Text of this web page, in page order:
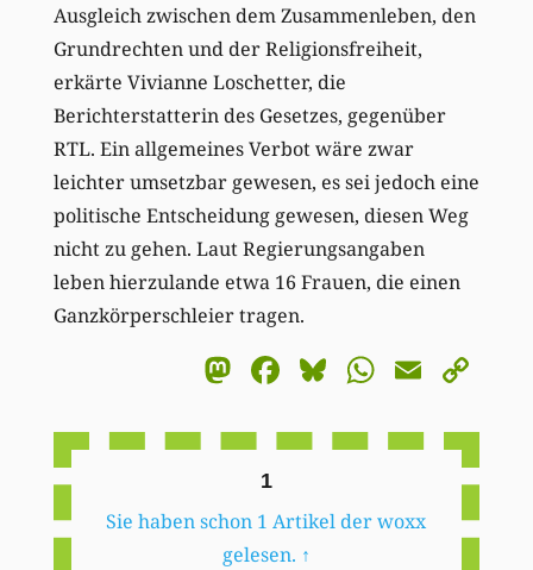
Ausgleich zwischen dem Zusammenleben, den
Grundrechten und der Religionsfreiheit,
erkärte Vivianne Loschetter, die
Berichterstatterin des Gesetzes, gegenüber
RTL. Ein allgemeines Verbot wäre zwar
leichter umsetzbar gewesen, es sei jedoch eine
politische Entscheidung gewesen, diesen Weg
nicht zu gehen. Laut Regierungsangaben
leben hierzulande etwa 16 Frauen, die einen
Ganzkörperschleier tragen.
Mastodon
Facebook
BlueskyEmail
1
Sie haben schon 1 Artikel der woxx
gelesen. ↑